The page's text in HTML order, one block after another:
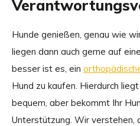
Hunde genießen, genau wie
liegen dann auch gerne auf
besser ist es, ein
Hund zu kaufen. Hierdurch
bequem, aber bekommt Ihr
Unterstützung. Wir verstehen,